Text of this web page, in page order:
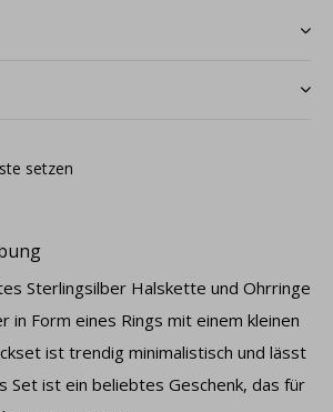
setzen
Sterlingsilber Halskette und Ohrringe
in Form eines Rings mit einem kleinen
ist trendig minimalistisch und lässt
Set ist ein beliebtes Geschenk, das für